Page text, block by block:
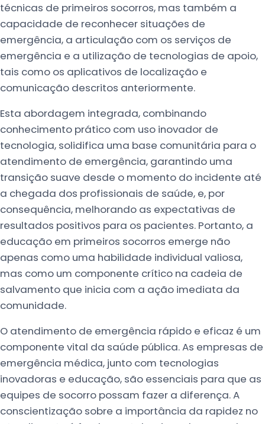
técnicas de primeiros socorros, mas também a
capacidade de reconhecer situações de
emergência, a articulação com os serviços de
emergência e a utilização de tecnologias de apoio,
tais como os aplicativos de localização e
comunicação descritos anteriormente.
Esta abordagem integrada, combinando
conhecimento prático com uso inovador de
tecnologia, solidifica uma base comunitária para o
atendimento de emergência, garantindo uma
transição suave desde o momento do incidente até
a chegada dos profissionais de saúde, e, por
consequência, melhorando as expectativas de
resultados positivos para os pacientes. Portanto, a
educação em primeiros socorros emerge não
apenas como uma habilidade individual valiosa,
mas como um componente crítico na cadeia de
salvamento que inicia com a ação imediata da
comunidade.
O atendimento de emergência rápido e eficaz é um
componente vital da saúde pública. As empresas de
emergência médica, junto com tecnologias
inovadoras e educação, são essenciais para que as
equipes de socorro possam fazer a diferença. A
conscientização sobre a importância da rapidez no